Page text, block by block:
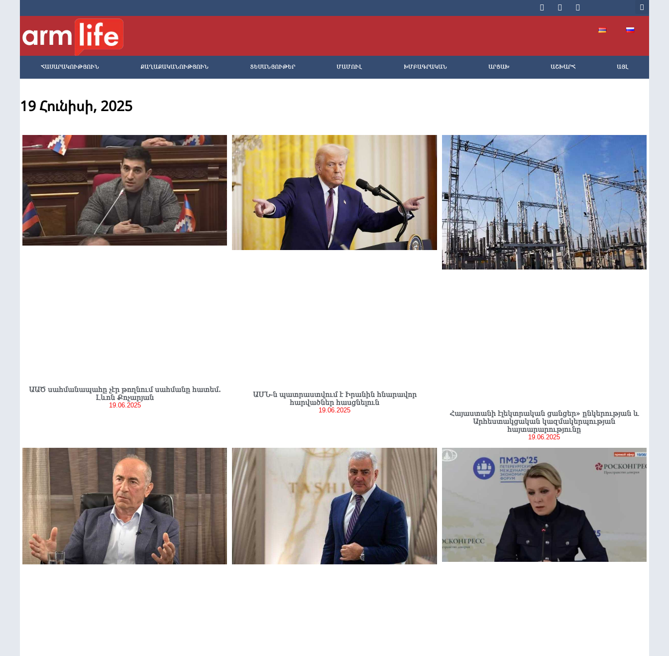
ՀԱՍԱՐԱԿՈՒԹՅՈՒՆ ՔԱՂԱՔԱԿԱՆՈՒԹՅՈՒՆ ՏԵՍԱՆՅՈՒԹԵՐ ՄԱՄՈՒԼ ԽՄԲԱԳՐԱԿԱՆ ԱՐՑԱԽ ԱՇԽԱՐՀ ԱՅԼ
19 Հունիսի, 2025
ԱԱԾ սահմանապահը չէր թողնում սահմանը հատեմ.
Լևոն Քոչարյան
19.06.2025
ԱՄՆ-ն պատրաստվում է Իրանին հնարավոր
հարվածներ հասցնելուն
19.06.2025
Հայաստանի էլեկտրական ցանցեր» ընկերության և
Արհեստակցական կազմակերպության
հայտարարությունը
19.06.2025